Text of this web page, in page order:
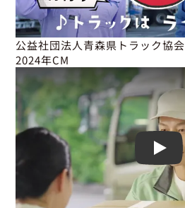
公益社団法人青森県トラック協会
2024年CM
Play